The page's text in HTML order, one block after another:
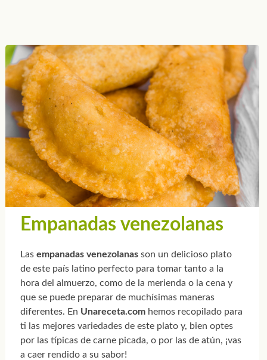
Empanadas venezolanas
Las empanadas venezolanas son un delicioso plato
de este país latino perfecto para tomar tanto a la
hora del almuerzo, como de la merienda o la cena y
que se puede preparar de muchísimas maneras
diferentes. En Unareceta.comhemos recopilado para
ti las mejores variedades de este plato y, bien optes
por las típicas de carne picada, o por las de atún, ¡vas
a caer rendido a su sabor!